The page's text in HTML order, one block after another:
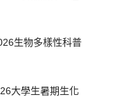
生物多樣性科普
大學生暑期生化